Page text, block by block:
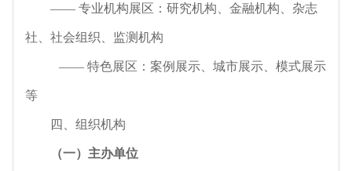
—— 专业机构展区：研究机构、金融机构、杂志
社、社会组织、监测机构
—— 特色展区：案例展示、城市展示、模式展示
等
四、组织机构
（一）主办单位